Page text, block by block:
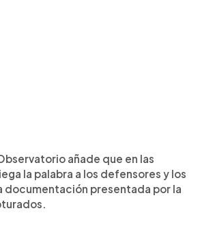
añade que en las
la palabra a los defensores y los
documentación presentada por la